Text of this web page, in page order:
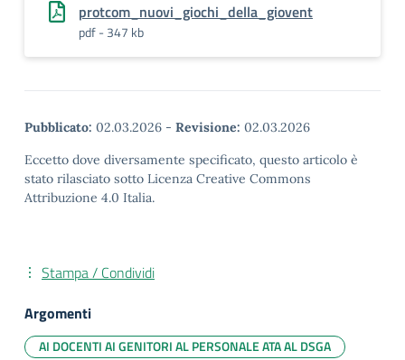
protcom_nuovi_giochi_della_giovent
pdf - 347 kb
Pubblicato: 02.03.2026 - Revisione: 02.03.2026
Eccetto dove diversamente specificato, questo articolo è
stato rilasciato sotto Licenza Creative Commons
Attribuzione 4.0 Italia.
Stampa / Condividi
Argomenti
AI DOCENTI AI GENITORI AL PERSONALE ATA AL DSGA